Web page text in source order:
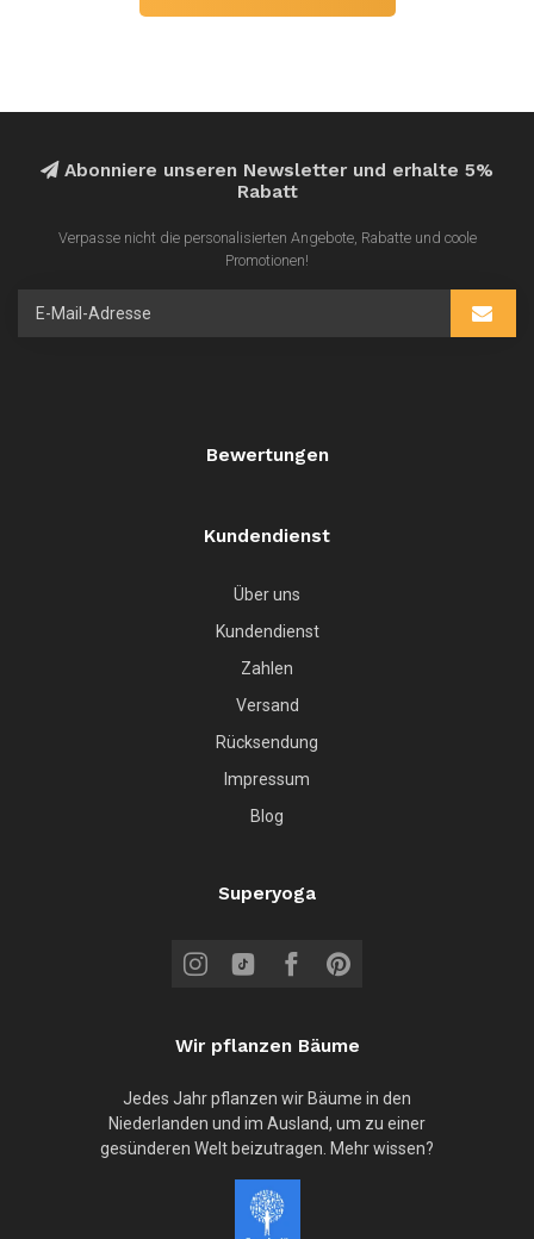
Abonniere unseren Newsletter und erhalte 5%
Rabatt
Verpasse nicht die personalisierten Angebote, Rabatte und coole
Promotionen!
Bewertungen
Kundendienst
Über uns
Kundendienst
Zahlen
Versand
Rücksendung
Impressum
Blog
Superyoga
Wir pflanzen Bäume
Jedes Jahr pflanzen wir Bäume in den
Niederlanden und im Ausland, um zu einer
gesünderen Welt beizutragen. Mehr wissen?